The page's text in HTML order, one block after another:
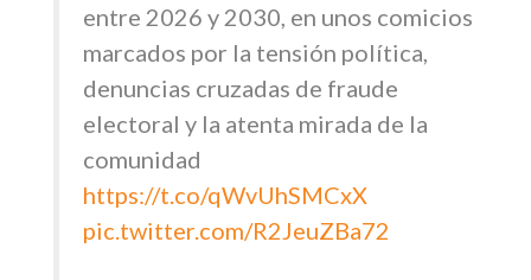
entre 2026 y 2030, en unos comicios
marcados por la tensión política,
denuncias cruzadas de fraude
electoral y la atenta mirada de la
comunidad
https://t.co/qWvUhSMCxX
pic.twitter.com/R2JeuZBa72